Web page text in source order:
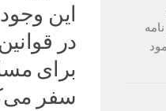
این
در
برای
سفر